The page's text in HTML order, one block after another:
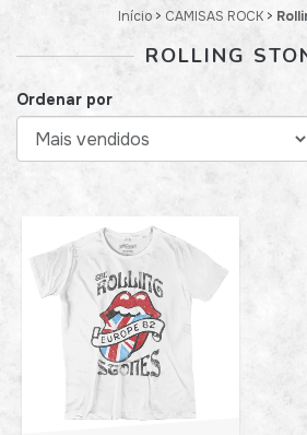
Início > CAMISAS ROCK >
ROLLING
Ordenar por